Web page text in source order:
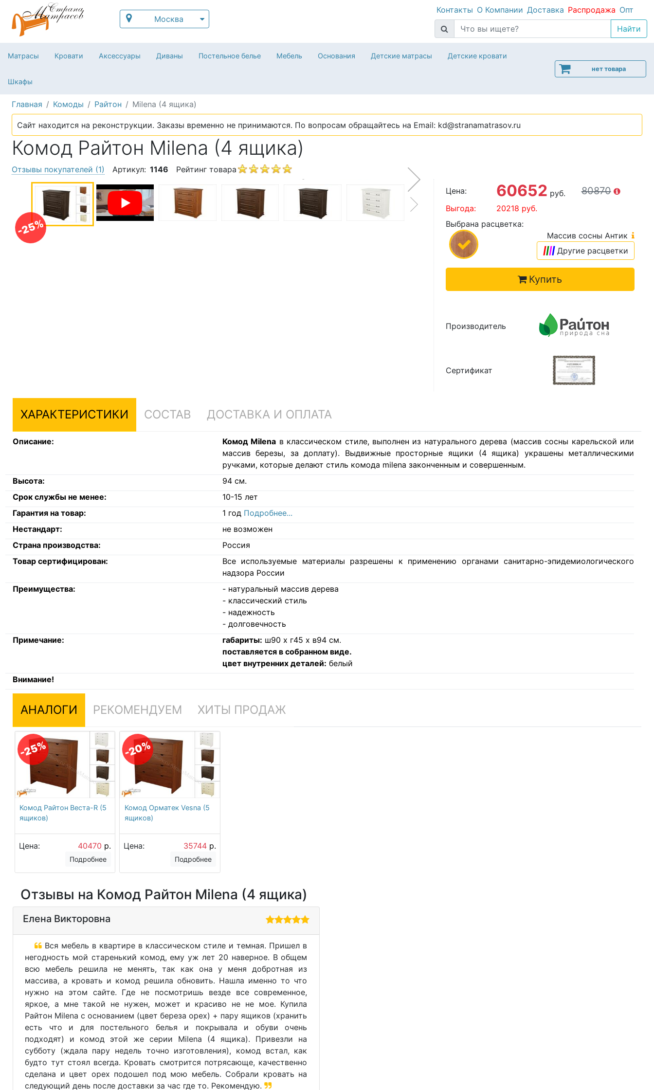
Москва
Контакты О Компании Доставка Распродажа Опт
Матрасы Кровати Аксессуары Диваны Постельное белье Мебель Основания Детские матрасы Детские кровати
Шкафы
нет товара
Главная Комоды Райтон Milena (4 ящика)
Сайт находится на реконструкции. Заказы временно не принимаются. По вопросам обращайтесь на Email: kd@stranamatrasov.ru
Комод Райтон Milena (4 ящика)
-25%
Отзывы покупателей (1) Артикул: 1146 Рейтинг товара
Цена: 60652 руб. 80870
Выгода: 20218 руб.
Выбрана расцветка:
Массив сосны Антик
|||| Другие расцветки
Купить
Производитель
Сертификат
ХАРАКТЕРИСТИКИ СОСТАВ ДОСТАВКА И ОПЛАТА
Описание: Комод Milena в классическом стиле, выполнен из натурального дерева (массив сосны карельской или
массив березы, за доплату). Выдвижные просторные ящики (4 ящика) украшены металлическими
ручками, которые делают стиль комода milena законченным и совершенным.
Высота:
94 см.
Срок службы не менее:
10-15 лет
Гарантия на товар:
1 год Подробнее...
Нестандарт:
не возможен
Страна производства:
Россия
Товар сертифицирован:
Все используемые материалы разрешены к применению органами санитарно-эпидемиологического
надзора России
Преимущества:
- натуральный массив дерева
- классический стиль
- надежность
- долговечность
Примечание:
габариты: ш90 х г45 x в94 см.
поставляется в собранном виде.
цвет внутренних деталей: белый
Внимание!
АНАЛОГИ РЕКОМЕНДУЕМ ХИТЫ ПРОДАЖ
-25%
Комод Райтон Веста-R (5
ящиков)
Цена: 40470 р.
Подробнее
-20%
Комод Орматек Vesna (5
ящиков)
Цена: 35744 р.
Подробнее
Отзывы на Комод Райтон Milena (4 ящика)
Елена Викторовна
Вся мебель в квартире в классическом стиле и темная. Пришел в
негодность мой старенький комод, ему уж лет 20 наверное. В общем
всю мебель решила не менять, так как она у меня добротная из
массива, а кровать и комод решила обновить. Нашла именно то что
нужно на этом сайте. Где не посмотришь везде все современное,
яркое, а мне такой не нужен, может и красиво не не мое. Купила
Райтон Milena с основанием (цвет береза орех) + пару ящиков (хранить
есть что и для постельного белья и покрывала и обуви очень
подходят) и комод этой же серии Milena (4 ящика). Привезли на
субботу (ждала пару недель точно изготовления), комод встал, как
будто тут стоял всегда. Кровать смотрится потрясающе, качественно
сделана и цвет орех подошел под мою мебель. Собрали кровать на
следующий день после доставки за час где то. Рекомендую.